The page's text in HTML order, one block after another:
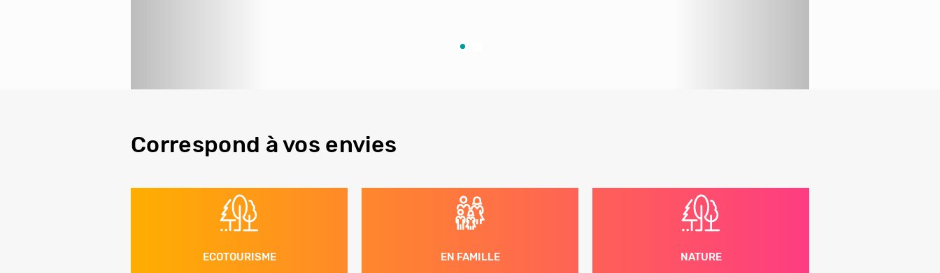
Correspond à vos envies
ECOTOURISME EN FAMILLE NATURE